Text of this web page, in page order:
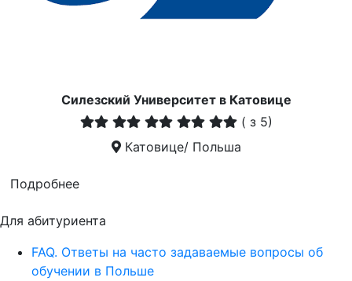
Силезский Университет в Катовице
( з 5)
Катовице/ Польша
Подробнее
Для абитуриента
FAQ. Ответы на часто задаваемые вопросы об
обучении в Польше